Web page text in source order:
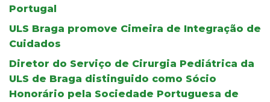
Portugal
ULS Braga promove Cimeira de Integração de
Cuidados
Diretor do Serviço de Cirurgia Pediátrica da
ULS de Braga distinguido como Sócio
Honorário pela Sociedade Portuguesa de